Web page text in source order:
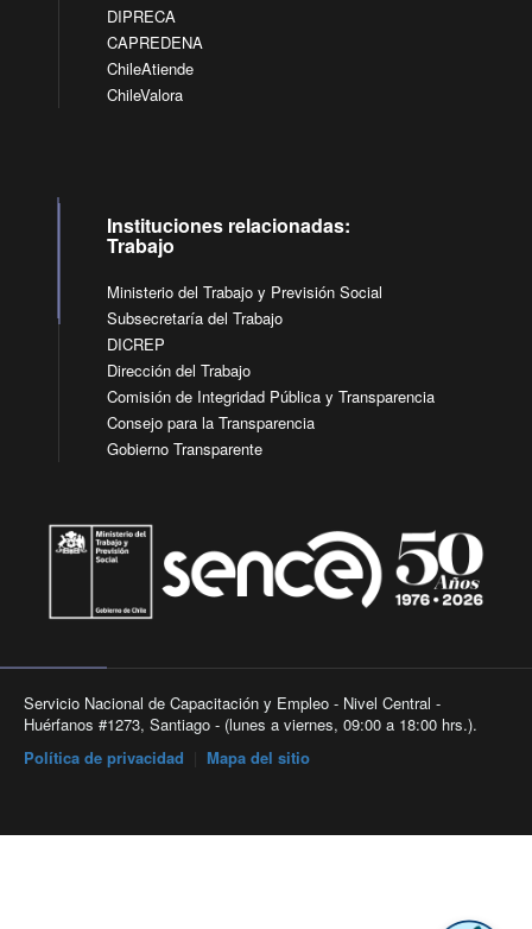
DIPRECA
CAPREDENA
ChileAtiende
ChileValora
Instituciones relacionadas:
Trabajo
Ministerio del Trabajo y Previsión Social
Subsecretaría del Trabajo
DICREP
Dirección del Trabajo
Comisión de Integridad Pública y Transparencia
Consejo para la Transparencia
Gobierno Transparente
Servicio Nacional de Capacitación y Empleo - Nivel Central -
Huérfanos #1273, Santiago - (lunes a viernes, 09:00 a 18:00 hrs.).
Política de privacidad
Mapa del sitio